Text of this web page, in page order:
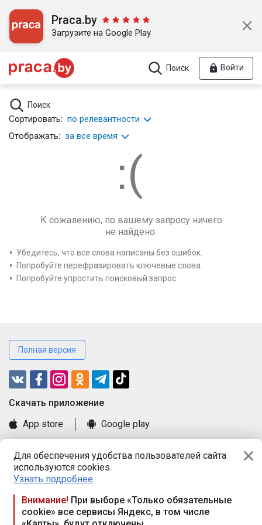
Для обеспечения удобства пользователей сайта
используются cookies.
Узнать подробнее
Внимание! При выборе «Только обязательные
cookie» все сервисы Яндекс, в том числе
Praca.by
Загрузите на Google Play
Поиск Войти
Поиск
Сортировать: по релевантности
Отображать: за все время
К сожалению, по вашему запросу ничего
не найдено.
Убедитесь, что все слова написаны без ошибок.
Попробуйте перефразировать ключевые слова.
Попробуйте упростить поисковый запрос.
Полная версия
Cкачать приложение
App store
Google play
Книга замечаний и предложений
Правила и документы
Praca.by © 2000—2026, ООО «ПРАЦА БАЙ»
Республика Беларусь, 220114, г. Минск, пр-т Независимости
117а, пом. № 9.